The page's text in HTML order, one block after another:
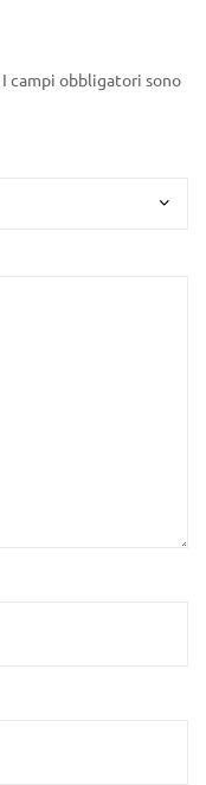
I campi obbligatori sono